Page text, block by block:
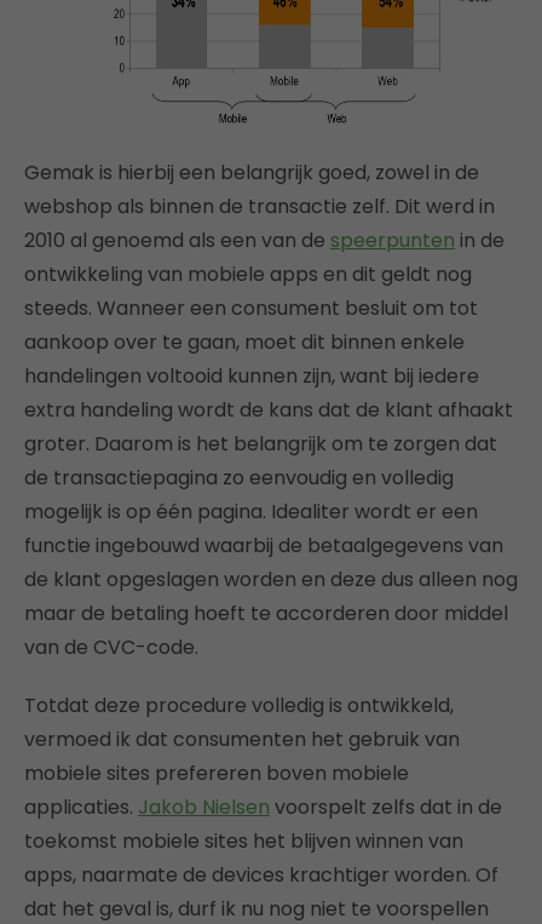
Gemak is hierbij een belangrijk goed, zowel in de
webshop als binnen de transactie zelf. Dit werd in
2010 al genoemd als een van de speerpunten in de
ontwikkeling van mobiele apps en dit geldt nog
steeds. Wanneer een consument besluit om tot
aankoop over te gaan, moet dit binnen enkele
handelingen voltooid kunnen zijn, want bij iedere
extra handeling wordt de kans dat de klant afhaakt
groter. Daarom is het belangrijk om te zorgen dat
de transactiepagina zo eenvoudig en volledig
mogelijk is op één pagina. Idealiter wordt er een
functie ingebouwd waarbij de betaalgegevens van
de klant opgeslagen worden en deze dus alleen nog
maar de betaling hoeft te accorderen door middel
van de CVC-code.
Totdat deze procedure volledig is ontwikkeld,
vermoed ik dat consumenten het gebruik van
mobiele sites prefereren boven mobiele
applicaties. Jakob Nielsen voorspelt zelfs dat in de
toekomst mobiele sites het blijven winnen van
apps, naarmate de devices krachtiger worden. Of
dat het geval is, durf ik nu nog niet te voorspellen